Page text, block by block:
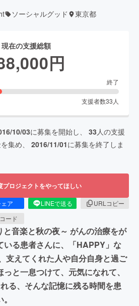
ソーシャルグッド 東京都
現在の支援総額
円
終了
支援者数33 人
10/03に募集を開始し、 33人の支援
集め、 2016/11/01に募集を終了しま
プロジェクトをやってほしい
ア LINEで送る
URLコピー
ード
音楽と秋の夜～ がんの治療をが
いる患者さんに、「HAPPY」な
支えてくれた人や自分自身と過ご
と一息つけて、元気になれて、
る、そんな記憶に残る時間を患